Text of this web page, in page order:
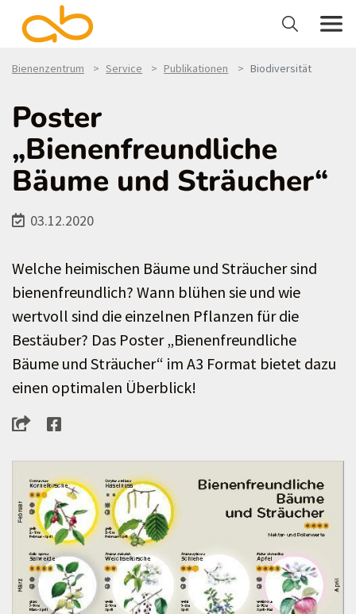
Bienenzentrum Service Publikationen Biodiversität
Poster
„Bienenfreundliche
Bäume und Sträucher“
03.12.2020
Welche heimischen Bäume und Sträucher sind
bienenfreundlich? Wann blühen sie und wie
wertvoll sind die einzelnen Pflanzen für die
Bestäuber? Das Poster „Bienenfreundliche
Bäume und Sträucher“ im A3 Format bietet dazu
einen optimalen Überblick!